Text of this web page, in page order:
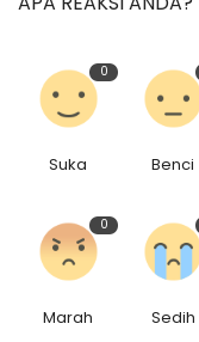
0
Suka Benci
0
Marah Sedih